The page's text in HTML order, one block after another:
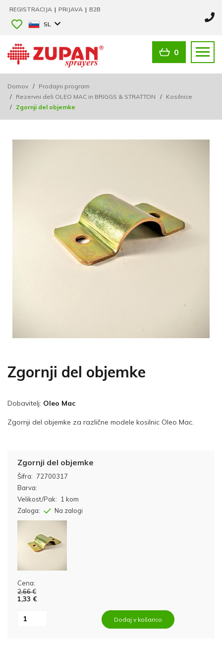
REGISTRACIJA | PRIJAVA | B2B
SL
0
Domov / Prodajni program
/ Rezervni deli OLEO MAC in BRIGGS & STRATTON / Kosilnice
/ Zgornji del objemke
Zgornji del objemke
Dobavitelj: Oleo Mac
Zgornji del objemke za različne modele kosilnic Oleo Mac.
Šifra: 72700317
Zgornji del objemke
Barva:
Velikost/Pak:
1 kom
Zaloga:
Na zalogi
Cena:
2,66 €
1,33 €
Dodaj v košarico